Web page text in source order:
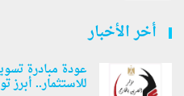
أخر الأخبار
عودة مبادرة
للاستثمار..